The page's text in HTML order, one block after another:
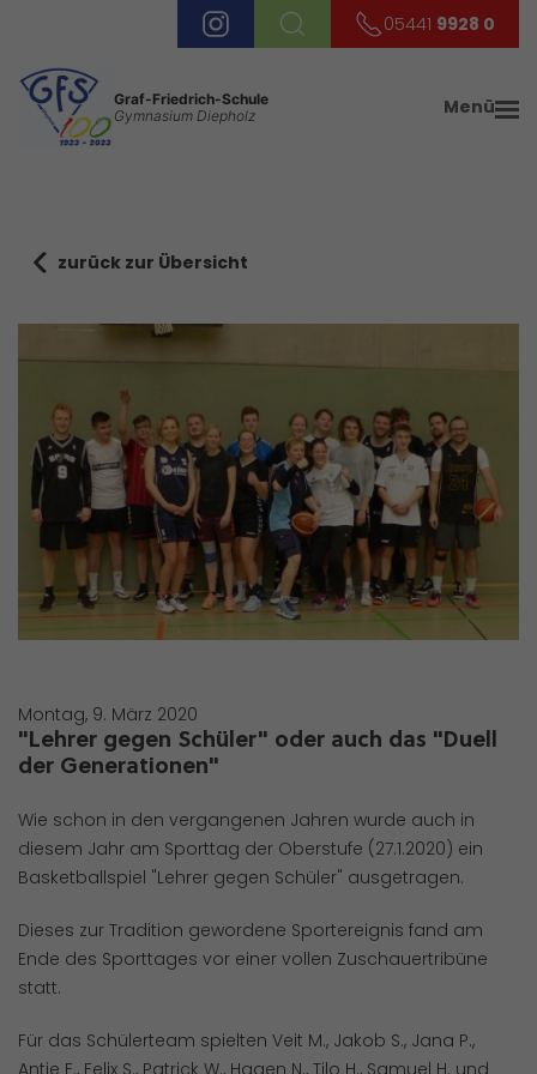
05441 9928 0
Graf-Friedrich-Schule
Gymnasium Diepholz
Menü
zurück zur Übersicht
Montag, 9. März 2020
"Lehrer gegen Schüler" oder auch das "Duell
der Generationen"
Wie schon in den vergangenen Jahren wurde auch in
diesem Jahr am Sporttag der Oberstufe (27.1.2020) ein
Basketballspiel "Lehrer gegen Schüler" ausgetragen.
Dieses zur Tradition gewordene Sportereignis fand am
Ende des Sporttages vor einer vollen Zuschauertribüne
statt.
Für das Schülerteam spielten Veit M., Jakob S., Jana P.,